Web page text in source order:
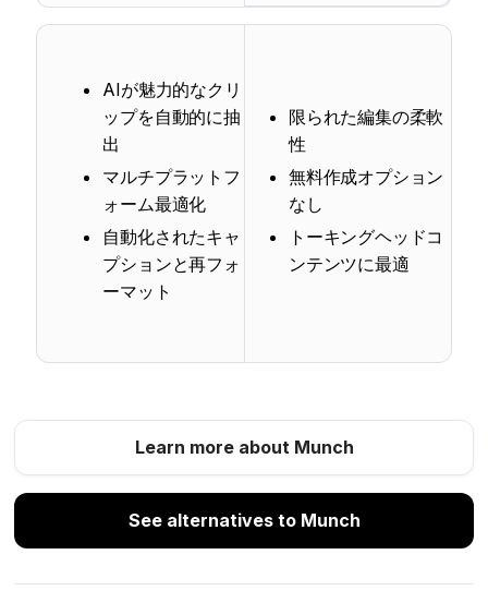
AIが魅力的なクリ
ップを自動的に抽
出
マルチプラットフ
ォーム最適化
自動化されたキャ
プションと再フォ
ーマット
限られた編集の柔軟
性
無料作成オプション
なし
トーキングヘッドコ
ンテンツに最適
Learn more about Munch
See alternatives to Munch